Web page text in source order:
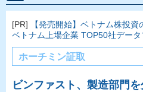
[PR]
【発売開始】ベトナム株投
ベトナム上場企業 TOP50社データ
ホーチミン証取
ビンファスト、製造部門